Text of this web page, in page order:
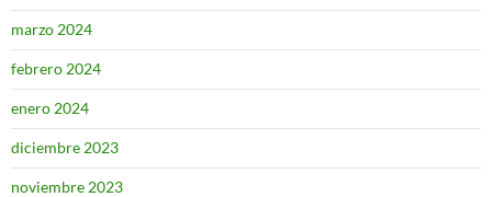
marzo 2024
febrero 2024
enero 2024
diciembre 2023
noviembre 2023